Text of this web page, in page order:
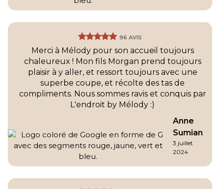
96 AVIS
Merci à Mélody pour son accueil toujours
chaleureux ! Mon fils Morgan prend toujours
plaisir à y aller, et ressort toujours avec une
superbe coupe, et récolte des tas de
compliments. Nous sommes ravis et conquis par
L'endroit by Mélody :)
Anne
Sumian
3 juillet
2024